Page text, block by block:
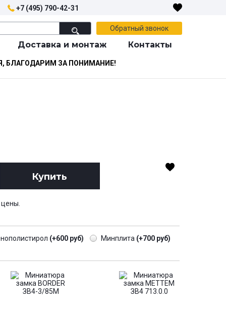
+7 (495) 790-42-31
Обратный звонок
Доставка и монтаж Контакты
БЛАГОДАРИМ ЗА ПОНИМАНИЕ!
Купить
(+600 руб) Минплита (+700 руб)